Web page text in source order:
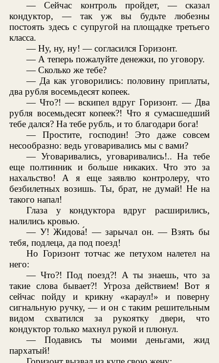
— Сейчас контроль пройдет, — сказал
кондуктор, — так уж вы будьте любезны
постоять здесь с супругой на площадке третьего
класса.
— Ну, ну, ну! — согласился Горизонт.
— А теперь пожалуйте денежки, по уговору.
— Сколько же тебе?
— Да как уговорились: половину приплаты,
два рубля восемьдесят копеек.
— Что?! — вскипел вдруг Горизонт. — Два
рубля восемьдесят копеек?! Что я сумасшедший
тебе дался? На тебе рубль, и то благодари бога!
— Простите, господин! Это даже совсем
несообразно: ведь уговаривались мы с вами?
— Уговаривались, уговаривались!.. На тебе
еще полтинник и больше никаких. Что это за
нахальство! А я еще заявлю контролеру, что
безбилетных возишь. Ты, брат, не думай! Не на
такого напал!
Глаза у кондуктора вдруг расширились,
налились кровью.
— У! Жидова́! — зарычал он. — Взять бы
тебя, подлеца, да под поезд!
Но Горизонт тотчас же петухом налетел на
него:
— Что?! Под поезд?! А ты знаешь, что за
такие слова бывает?! Угроза действием! Вот я
сейчас пойду и крикну «караул!» и поверну
сигнальную ручку, — и он с таким решительным
видом схватился за рукоятку двери, что
кондуктор только махнул рукой и плюнул.
— Подавись ты моими деньгами, жид
пархатый!